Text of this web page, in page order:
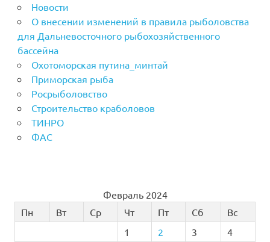
Новости
О внесении изменений в правила рыболовства
для Дальневосточного рыбохозяйственного
бассейна
Охотоморская путина_минтай
Приморская рыба
Росрыболовство
Строительство краболовов
ТИНРО
ФАС
Февраль 2024
Пн
Вт Ср Чт Пт Сб
Вс
1
2 3 4